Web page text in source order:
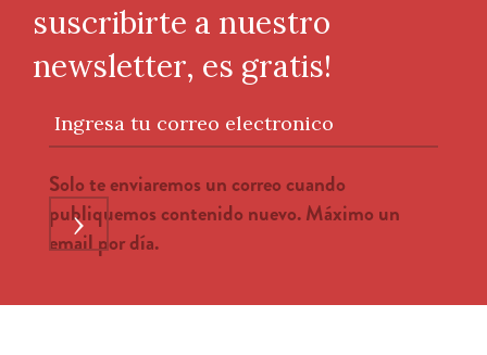
suscribirte a nuestro
newsletter, es gratis!
Ingresa tu correo electronico
Solo te enviaremos un correo cuando
publiquemos contenido nuevo. Máximo un
email por día.
›